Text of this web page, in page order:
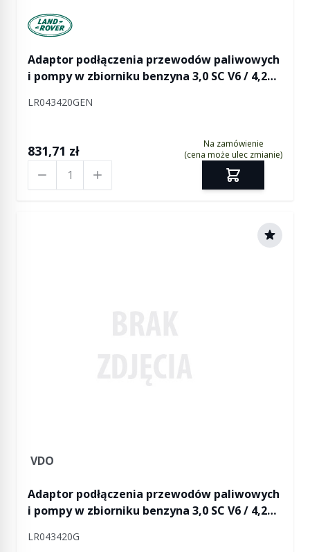
Manufactured by Land rover
Adaptor podłączenia przewodów paliwowych
i pompy w zbiorniku benzyna 3,0 SC V6 / 4,2
LR043420GEN
831,71 zł
Na zamówienie
(cena może ulec zmianie)
VDO
Adaptor podłączenia przewodów paliwowych
i pompy w zbiorniku benzyna 3,0 SC V6 / 4,2
LR043420G